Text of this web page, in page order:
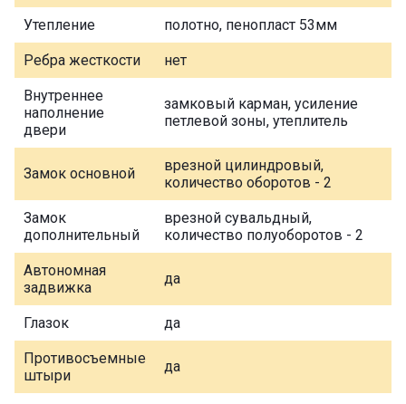
Утепление полотно, пенопласт 53мм
Ребра жесткости нет
Внутреннее
наполнение
двери
замковый карман, усиление
петлевой зоны, утеплитель
Замок основной
врезной цилиндровый,
количество оборотов - 2
Замок
дополнительный
врезной сувальдный,
количество полуоборотов - 2
Автономная
задвижка
да
Глазок да
Противосъемные
штыри
да